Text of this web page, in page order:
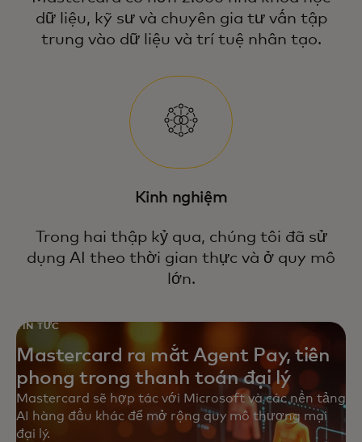
dữ liệu, kỹ sư và chuyên gia tư vấn tập
trung vào dữ liệu và trí tuệ nhân tạo.
Kinh nghiệm
Trong hai thập kỷ qua, chúng tôi đã sử
dụng AI theo thời gian thực và ở quy mô
lớn.
TIN TỨC
Mastercard ra mắt Agent Pay, tiên
phong trong thanh toán đại lý
Mastercard sẽ hợp tác với Microsoft và các nền tảng
AI hàng đầu khác để mở rộng quy mô thương mại
đại lý.